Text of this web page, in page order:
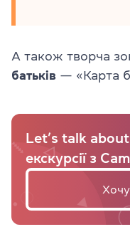
А також творча
батьків — «Карта
Let’s talk
екскурсії з